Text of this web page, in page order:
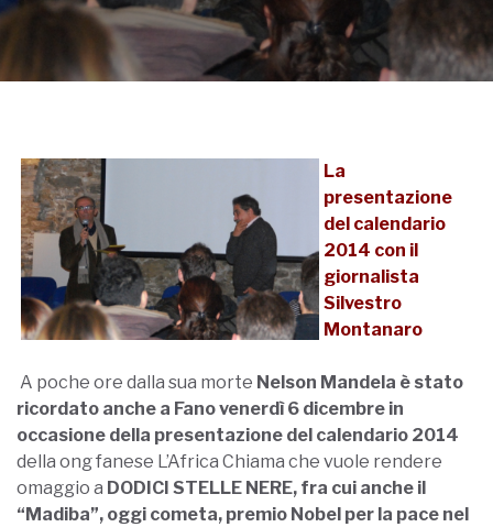
La
presentazione
del calendario
2014 con il
giornalista
Silvestro
Montanaro
A poche ore dalla sua morte Nelson Mandela è stato
ricordato anche a Fano venerdì 6 dicembre in
occasione della presentazione del calendario 2014
della ong fanese L’Africa Chiama che vuole rendere
omaggio a DODICI STELLE NERE, fra cui anche il
“Madiba”, oggi cometa, premio Nobel per la pace nel